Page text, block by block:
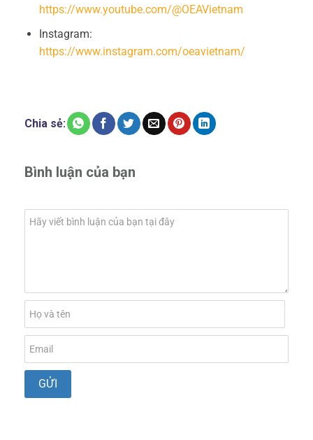
https://www.youtube.com/@OEAVietnam
Instagram:
https://www.instagram.com/oeavietnam/
Chia sẻ:
Bình luận của bạn